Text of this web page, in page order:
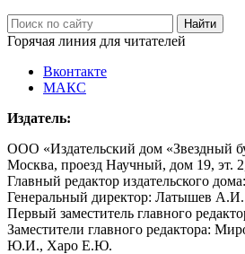
Горячая линия для читателей
Вконтакте
МАКС
Издатель:
ООО «Издательский дом «Звездный
Москва, проезд Научный, дом 19, эт.
Главный редактор издательского
Генеральный директор: Латышев А.И.
Первый заместитель главного
Заместители главного редактора:
Ю.И., Харо Е.Ю.